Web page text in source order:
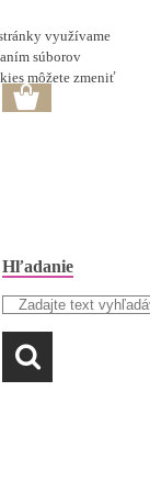
využívame
súborov
môžete zmeniť
Hľadanie